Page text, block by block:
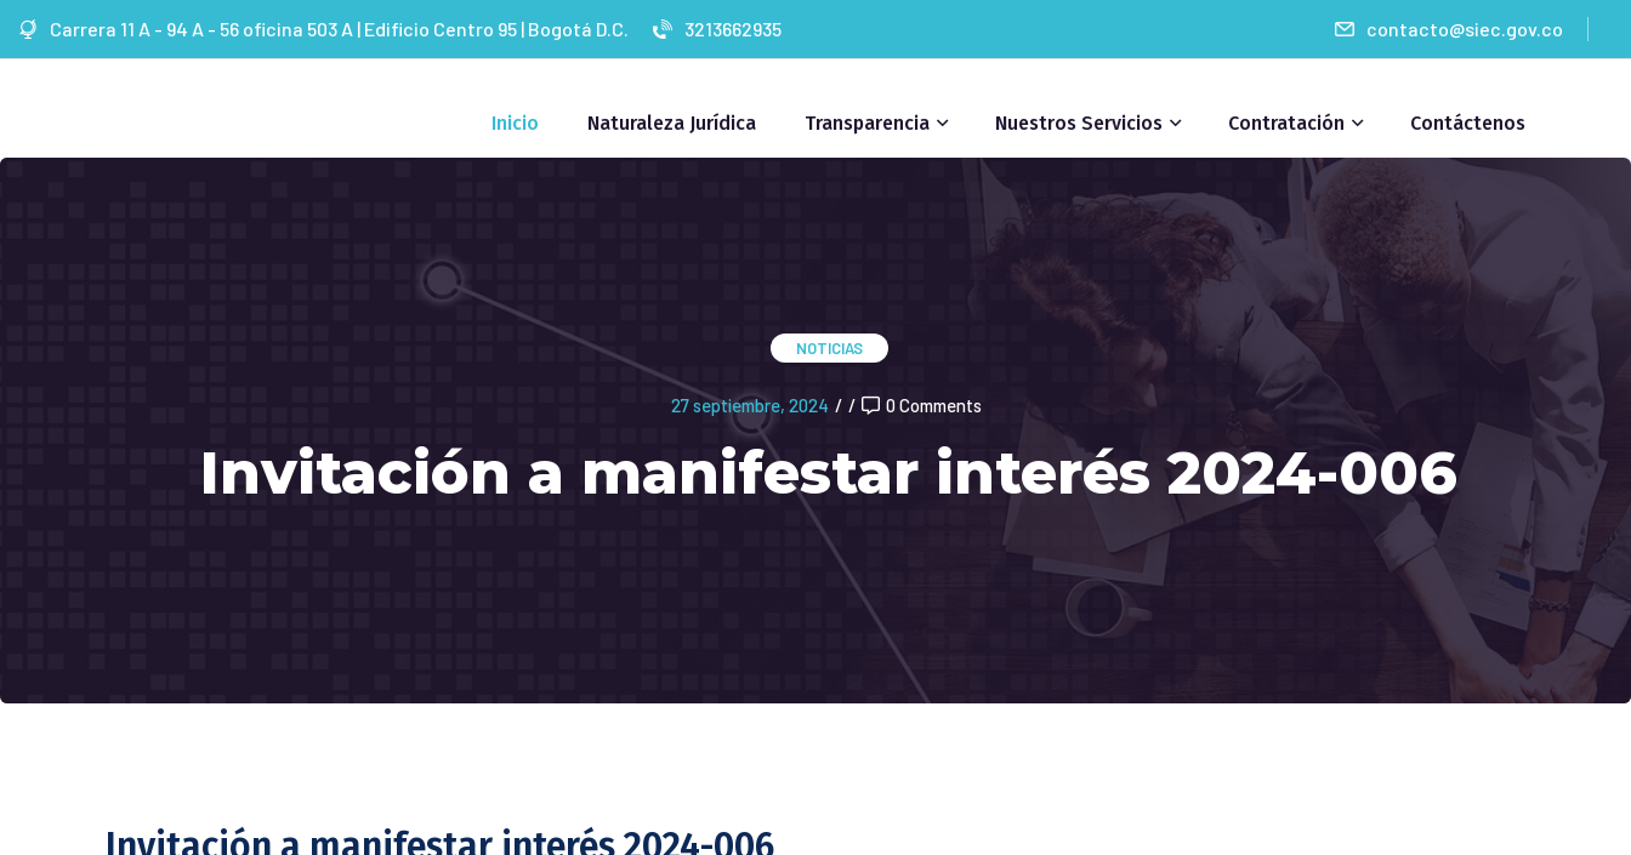
Carrera 11 A - 94 A - 56 oficina 503 A | Edificio Centro 95 | Bogotá D.C. 3213662935 contacto@siec.gov.co
Inicio Naturaleza Jurídica Transparencia Nuestros Servicios Contratación Contáctenos
NOTICIAS
27 septiembre, 2024 / / 0 Comments
Invitación a manifestar interés 2024-006